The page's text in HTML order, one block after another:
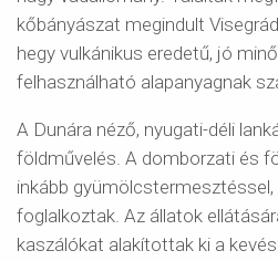
kőbányászat megindult
hegy vulkánikus eredetű, jó
felhasználható alapanyagnak
A Dunára néző, nyugati-déli
földművelés. A domborzati és
inkább
foglalkoztak. Az állatok
kaszálókat alakítottak ki a